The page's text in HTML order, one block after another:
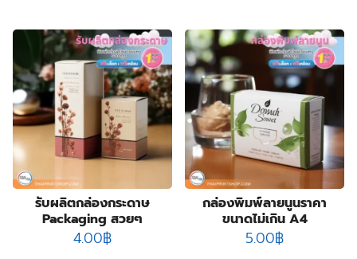
product
กล่องบรรจุภัณฑ์ 178178
products
กล่องฟอยล์ 66
products
กล่องลิปสติก 1010
products
กล่องสบู่ 84
products
กล่องสบู่กระดาษคราฟท์ 33
products
กล่องสินค้า OTOP 88
products
กล่องอาหารเสริม 1919
products
กล่องอื่นๆ
28
products
กล่องเซ็ต 88
products
กล่องเซรั่ม 99
products
กล่องแบบฝาเปิดหน้า 22
กล่องแบบสไลด์ 10
รับผลิตกล่องกระดาษ
Packaging สวยๆ
4.00฿
กล่องพิมพ์ลายนูนราคา
ขนาดไม่เกิน A4
5.00฿